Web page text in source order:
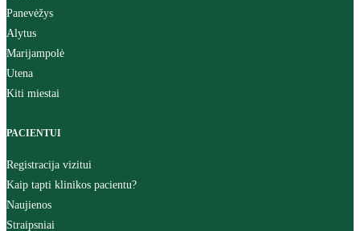
Panevėžys
Alytus
Marijampolė
Utena
Kiti miestai
PACIENTUI
Registracija vizitui
Kaip tapti klinikos pacientu?
Naujienos
Straipsniai